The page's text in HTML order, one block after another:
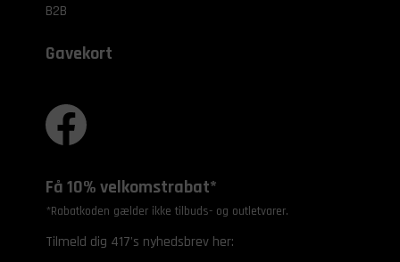
B2B
Gavekort
Få 10% velkomstrabat*
*Rabatkoden gælder ikke tilbuds- og outletvarer.
Tilmeld dig 417's nyhedsbrev her: